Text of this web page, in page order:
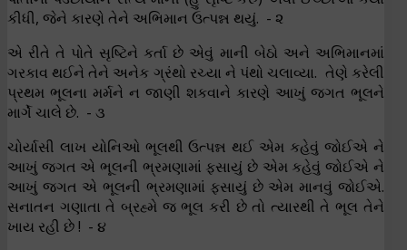
કીધી, જેને કારણે તેને અભિમાન ઉત્પન્ન થયું. - ૨
એ રીતે તે પોતે સૃષ્ટિને કર્તા છે એવું માની બેઠો અને અભિમાનમાં
ગરકાવ થઈને તેને અનેક ગ્રંથો રચ્યા ને પંથો ચલાવ્યા. તેણે કરેલી
પ્રથમ ભૂલના મર્મને ન જાણી શકવાને કારણે આખું જગત ભૂલને
માર્ગે ચાલે છે. - ૩
ચોર્યાસી લાખ યોનિઓ ભૂલથી ઉત્પન્ન થઈ એમ કહેવું જોઈએ ને
આખું જગત એ ભૂલની ભ્રમણામાં ફસાયું છે એમ કહેવું જોઈએ ને
આખું જગત એ ભૂલની ભ્રમણામાં ફસાયું છે એમ માનવું જોઈએ.
સનાતન ગણાતા તે બ્રહ્મે જ ભૂલ કરી છે તો ત્યારથી તે ભૂલ તેને
ખાય રહી છે ! - ૪